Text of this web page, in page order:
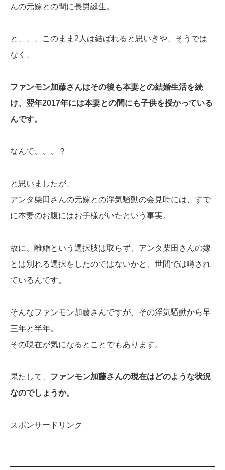
んの元嫁との間に長男誕生。
と、、、このまま2人は結ばれると思いきや、そうでは
なく、
ファンモン加藤さんはその後も本妻との結婚生活を続
け、翌年2017年には本妻との間にも子供を授かっている
んです。
なんで、、、？
と思いましたが、
アンタ柴田さんの元嫁との浮気騒動の会見時には、すで
に本妻のお腹にはお子様がいたという事実。
故に、離婚という選択肢は取らず、アンタ柴田さんの嫁
とは別れる選択をしたのではないかと、世間では噂され
ているんです。
そんなファンモン加藤さんですが、その浮気騒動から早
三年と半年。
その現在が気になるとことでもあります。
果たして、 ファンモン加藤さんの現在はどのような状況
なのでしょうか。
スポンサードリンク